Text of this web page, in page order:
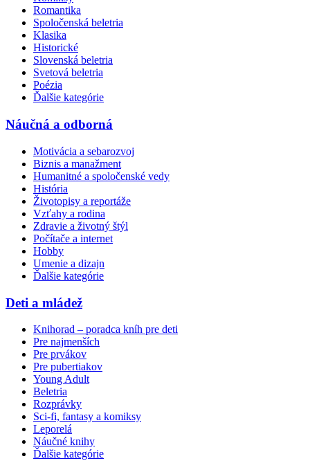
Romantika
Spoločenská beletria
Klasika
Historické
Slovenská beletria
Svetová beletria
Poézia
Ďalšie kategórie
Náučná a odborná
Motivácia a sebarozvoj
Biznis a manažment
Humanitné a spoločenské vedy
História
Životopisy a reportáže
Vzťahy a rodina
Zdravie a životný štýl
Počítače a internet
Hobby
Umenie a dizajn
Ďalšie kategórie
Deti a mládež
Knihorad – poradca kníh pre deti
Pre najmenších
Pre prvákov
Pre pubertiakov
Young Adult
Beletria
Rozprávky
Sci-fi, fantasy a komiksy
Leporelá
Náučné knihy
Ďalšie kategórie